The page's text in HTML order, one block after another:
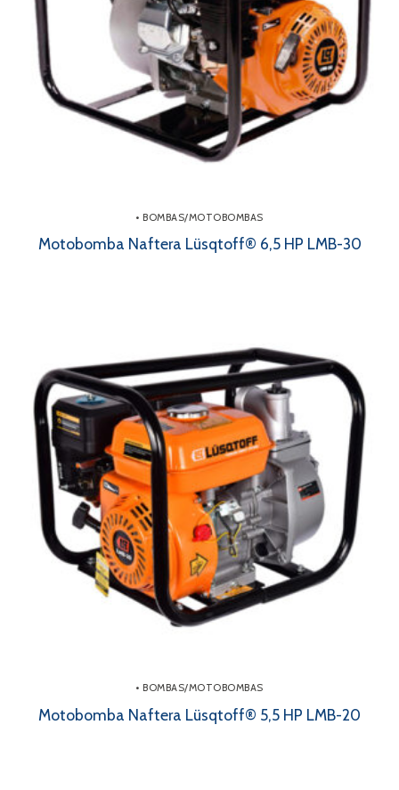
• BOMBAS/MOTOBOMBAS
Motobomba Naftera Lüsqtoff® 6,5 HP LMB-30
• BOMBAS/MOTOBOMBAS
Motobomba Naftera Lüsqtoff® 5,5 HP LMB-20